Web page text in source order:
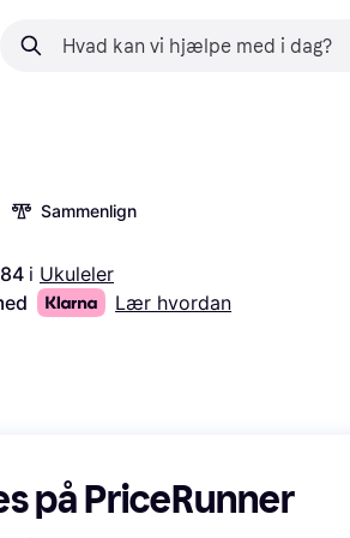
Sammenlign
i Ukuleler
Lær hvordan
på PriceRunner